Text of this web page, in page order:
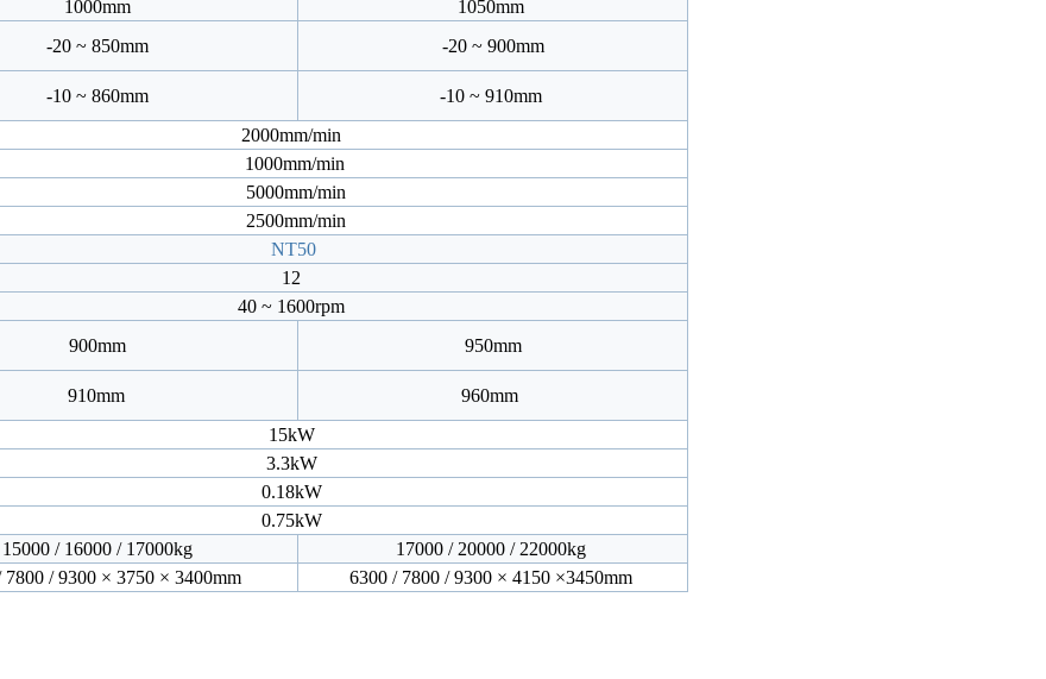
1000mm
1050mm
-20 ~ 850mm
-20 ~ 900mm
-10 ~ 860mm -10 ~ 910mm
2000mm/min
1000mm/min
5000mm/min
2500mm/min
NT50
12
40 ~ 1600rpm
900mm
950mm
910mm 960mm
15kW
3.3kW
0.18kW
0.75kW
15000 / 16000 / 17000kg
17000 / 20000 / 22000kg
7800 / 9300 × 3750 × 3400mm 6300 / 7800 / 9300 × 4150 ×3450mm